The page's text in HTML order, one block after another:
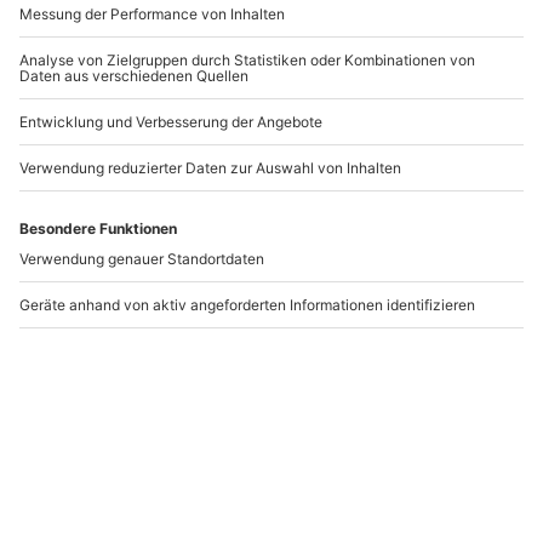
Lomi Lomi Massage
Ganzkörper Dresden
(60 min)
Dresden
1 Person
103,90 €
Hot Stone Massage in
Dresden (60 min)
103,90 €